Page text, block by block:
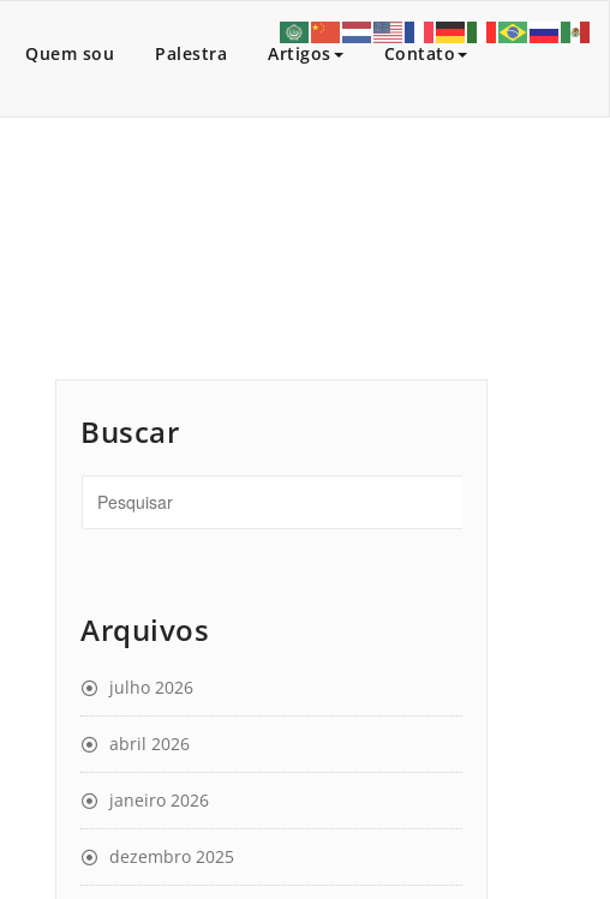
Quem sou Palestra Artigos Contato
Buscar
Arquivos
julho 2026
abril 2026
janeiro 2026
dezembro 2025